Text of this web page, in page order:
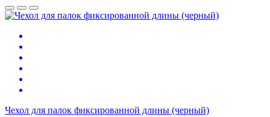
Чехол для палок фиксированной длины (черный)